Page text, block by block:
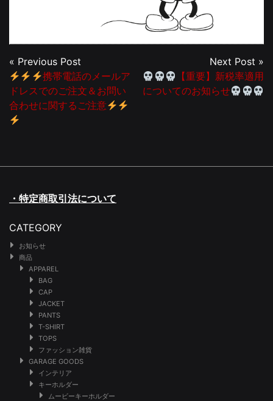
« Previous Post
携帯電話のメールア
ドレスでのご注文＆お問い
合わせに関するご注意
Next Post »
【重要】新税率適用
についてのお知らせ
・特定商取引法について
CATEGORY
お知らせ
商品
APPAREL
BAG
CAP
JACKET
PANTS
T-SHIRT
TOPS
ファッション雑貨
GARAGE GOODS
インテリア
キーホルダー
ムービーキーホルダー